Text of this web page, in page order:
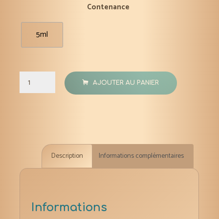
Contenance
5ml
quantité
de
ml
AJOUTER AU PANIER
Description Informations complémentaires
Informations